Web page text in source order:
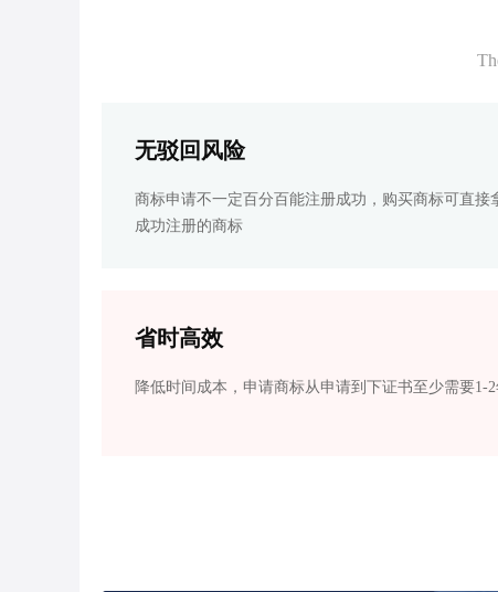
无驳回风险
商标申请不一定百分百能注册成功，购买商标可直接
成功注册的商标
省时高效
降低时间成本，申请商标从申请到下证书至少需要1-